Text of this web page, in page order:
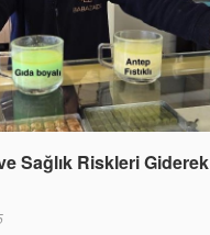
Sağlık Riskleri Giderek